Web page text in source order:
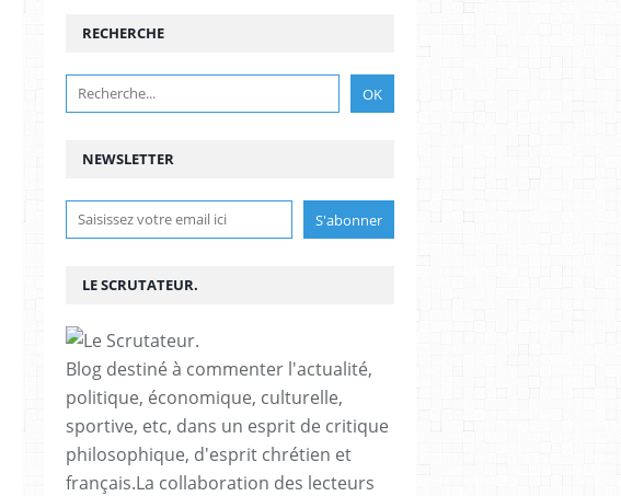
NEWSLETTER
RECHERCHE
LE SCRUTATEUR.
Blog destiné à commenter l'actualité,
politique, économique, culturelle,
sportive, etc, dans un esprit de critique
philosophique, d'esprit chrétien et
français.La collaboration des lecteurs